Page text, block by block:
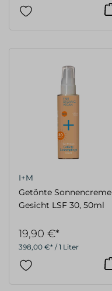
I+M
Getönte Sonnencreme
Gesicht LSF 30, 50ml
398,00 €* / 1 Liter
19,90 €*